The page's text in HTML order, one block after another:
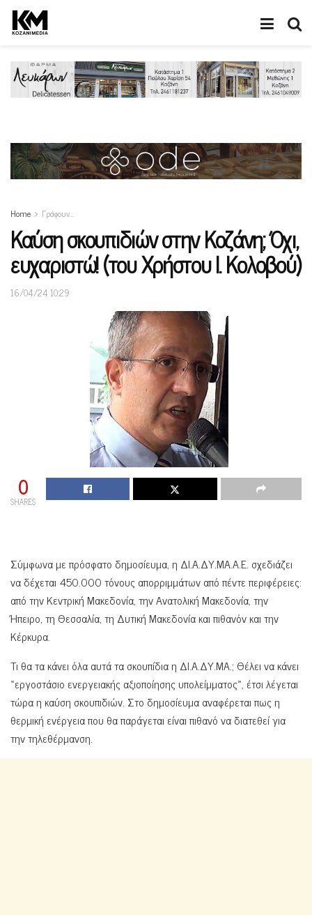
Home Γράφουν…
Καύση σκουπιδιών στην Κοζάνη; Όχι,
ευχαριστώ! (του Χρήστου Ι. Κολοβού)
16/04/24 10:29
0
SHARES
Σύμφωνα με πρόσφατο δημοσίευμα, η ΔΙ.Α.ΔΥ.ΜΑ.Α.Ε. σχεδιάζει
να δέχεται 450.000 τόνους απορριμμάτων από πέντε περιφέρειες:
από την Κεντρική Μακεδονία, την Ανατολική Μακεδονία, την
Ήπειρο, τη Θεσσαλία, τη Δυτική Μακεδονία και πιθανόν και την
Κέρκυρα.
Τι θα τα κάνει όλα αυτά τα σκουπίδια η ΔΙ.Α.ΔΥ.ΜΑ.; Θέλει να κάνει
«εργοστάσιο ενεργειακής αξιοποίησης υπολείμματος», έτσι λέγεται
τώρα η καύση σκουπιδιών. Στο δημοσίευμα αναφέρεται πως η
θερμική ενέργεια που θα παράγεται είναι πιθανό να διατεθεί για
την τηλεθέρμανση.